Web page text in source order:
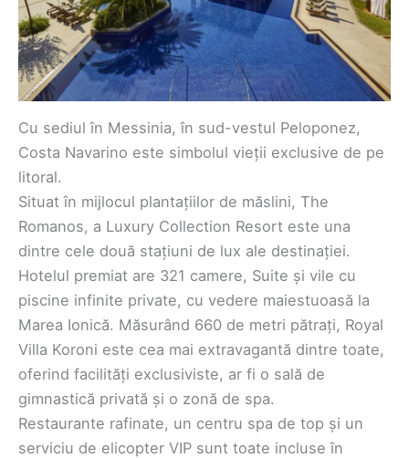
Cu sediul în Messinia, în sud-vestul Peloponez,
Costa Navarino este simbolul vieții exclusive de pe
litoral.
Situat în mijlocul plantațiilor de măslini, The
Romanos, a Luxury Collection Resort este una
dintre cele două stațiuni de lux ale destinației.
Hotelul premiat are 321 camere, Suite și vile cu
piscine infinite private, cu vedere maiestuoasă la
Marea Ionică. Măsurând 660 de metri pătrați, Royal
Villa Koroni este cea mai extravagantă dintre toate,
oferind facilități exclusiviste, ar fi o sală de
gimnastică privată și o zonă de spa.
Restaurante rafinate, un centru spa de top și un
serviciu de elicopter VIP sunt toate incluse în